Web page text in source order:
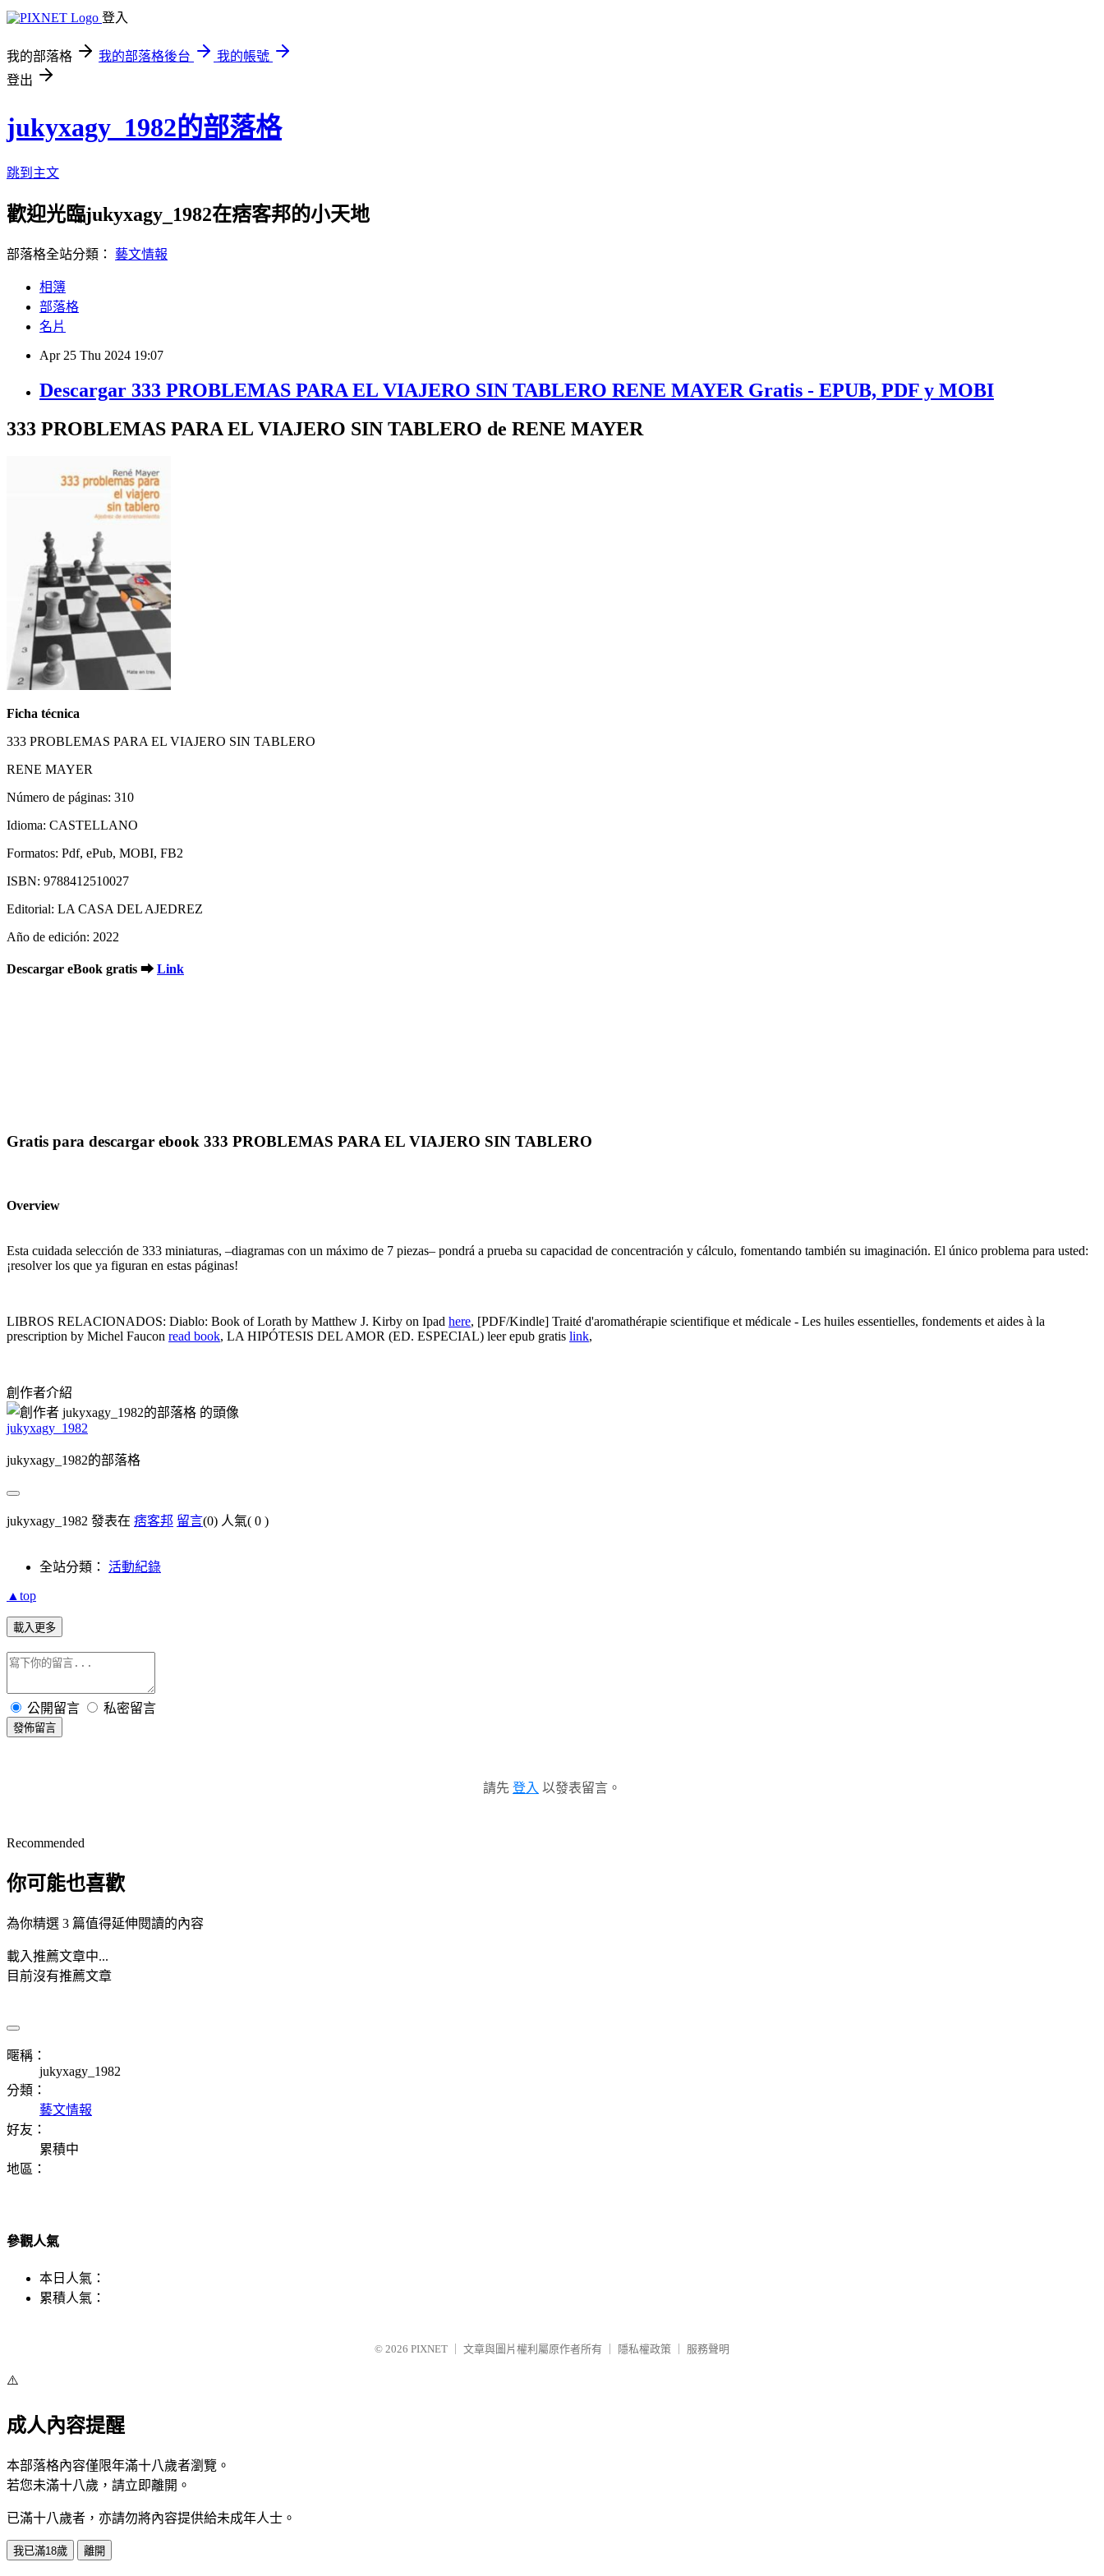
登入
我的部落格 我的部落格後台
我的帳號
登出
jukyxagy_1982的部落格
跳到主文
歡迎光臨jukyxagy_1982在痞客邦的小天地
部落格全站分類： 藝文情報
相簿
部落格
名片
Apr 25 Thu 2024 19:07
Descargar 333 PROBLEMAS PARA EL VIAJERO SIN TABLERO RENE MAYER Gratis - EPUB, PDF y MOBI
333 PROBLEMAS PARA EL VIAJERO SIN TABLERO de RENE MAYER
Ficha técnica
333 PROBLEMAS PARA EL VIAJERO SIN TABLERO
RENE MAYER
Número de páginas: 310
Idioma: CASTELLANO
Formatos: Pdf, ePub, MOBI, FB2
ISBN: 9788412510027
Editorial: LA CASA DEL AJEDREZ
Año de edición: 2022
Descargar eBook gratis ➡ Link
Gratis para descargar ebook 333 PROBLEMAS PARA EL VIAJERO SIN TABLERO
Overview
Esta cuidada selección de 333 miniaturas, –diagramas con un máximo de 7 piezas– pondrá a prueba su capacidad de concentración y cálculo, fomentando también su imaginación. El único problema para usted:
¡resolver los que ya figuran en estas páginas!
LIBROS RELACIONADOS: Diablo: Book of Lorath by Matthew J. Kirby on Ipad here, [PDF/Kindle] Traité d'aromathérapie scientifique et médicale - Les huiles essentielles, fondements et aides à la
prescription by Michel Faucon read book, LA HIPÓTESIS DEL AMOR (ED. ESPECIAL) leer epub gratis link,
創作者介紹
jukyxagy_1982
jukyxagy_1982的部落格
jukyxagy_1982 發表在 痞客邦 留言(0) 人氣( 0 )
全站分類： 活動紀錄
▲top
載入更多
公開留言 私密留言
發佈留言
請先 登入 以發表留言。
Recommended
你可能也喜歡
為你精選 3 篇值得延伸閱讀的內容
載入推薦文章中...
目前沒有推薦文章
暱稱：
jukyxagy_1982
分類：
藝文情報
好友：
累積中
地區：
參觀人氣
本日人氣：
累積人氣：
© 2026 PIXNET 文章與圖片權利屬原作者所有 隱私權政策 服務聲明
⚠️
成人內容提醒
本部落格內容僅限年滿十八歲者瀏覽。
若您未滿十八歲，請立即離開。
已滿十八歲者，亦請勿將內容提供給未成年人士。
我已滿18歲 離開